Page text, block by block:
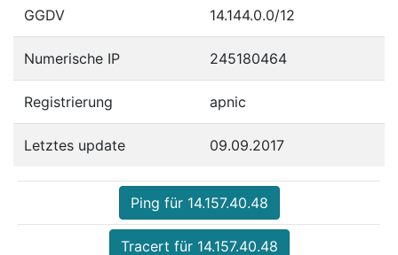
GGDV 14.144.0.0/12
Numerische IP 245180464
Registrierung apnic
Letztes update 09.09.2017
Ping für 14.157.40.48
Tracert für 14.157.40.48